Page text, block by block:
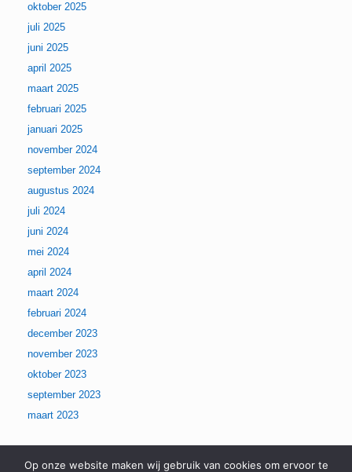
oktober 2025
juli 2025
juni 2025
april 2025
maart 2025
februari 2025
januari 2025
november 2024
september 2024
augustus 2024
juli 2024
juni 2024
mei 2024
april 2024
maart 2024
februari 2024
december 2023
november 2023
oktober 2023
september 2023
maart 2023
Categories
Op onze website maken wij gebruik van cookies om ervoor te